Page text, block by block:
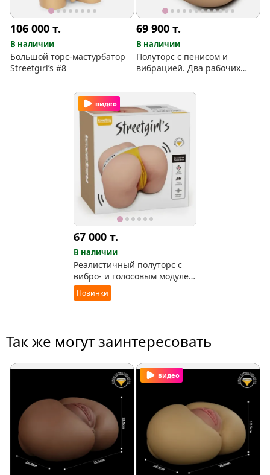
106 000т.
В наличии
Большой торс-мастурбатор
Streetgirl’s #8
69 900т.
В наличии
Полуторс с пенисом и
вибрацией. Два рабочих
видео
67 000 т.
В наличии
Реалистичный полуторс с
вибро- и голосовым модулем
Streetgirl’s Sensation Pulse
Новинки
Так же могут заинтересовать
видео